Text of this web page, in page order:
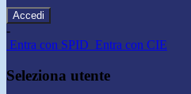
-
Entra con SPID Entra con CIE
Seleziona utente